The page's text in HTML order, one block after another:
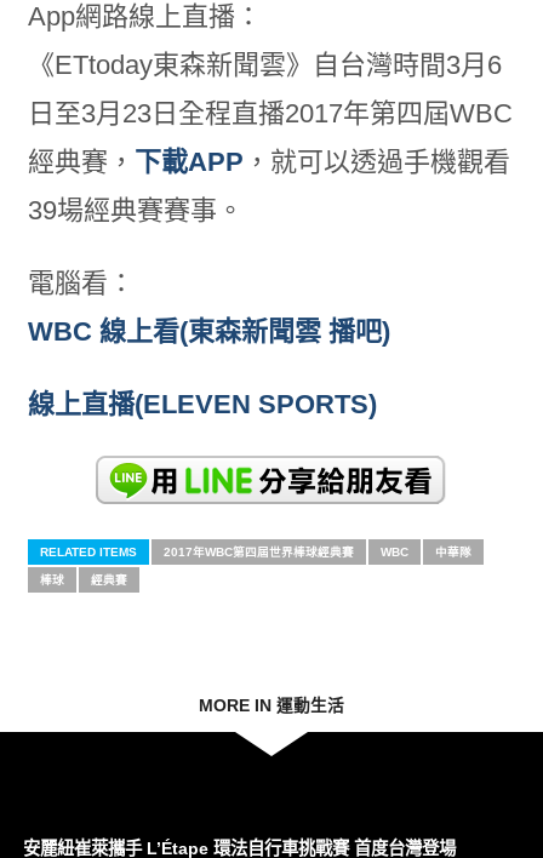
App網路線上直播：
《ETtoday東森新聞雲》自台灣時間3月6
日至3月23日全程直播2017年第四屆WBC
經典賽， 下載APP ，就可以透過手機觀看
39場經典賽賽事。
電腦看：
WBC 線上看(東森新聞雲 播吧)
線上直播(ELEVEN SPORTS)
RELATED ITEMS 2017年WBC第四屆世界棒球經典賽 WBC 中華隊
棒球 經典賽
MORE IN 運動生活
安麗紐崔萊攜手 L’Étape 環法自行車挑戰賽 首度台灣登場